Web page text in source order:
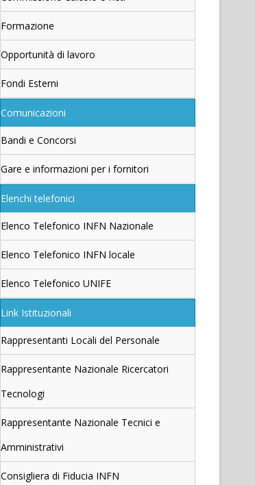
Formazione
Opportunità di lavoro
Fondi Esterni
Comunicazioni
Bandi e Concorsi
Gare e informazioni per i fornitori
Elenchi telefonici
Elenco Telefonico INFN Nazionale
Elenco Telefonico INFN locale
Elenco Telefonico UNIFE
Link Istituzionali
Rappresentanti Locali del Personale
Rappresentante Nazionale Ricercatori
Tecnologi
Rappresentante Nazionale Tecnici e
Amministrativi
Consigliera di Fiducia INFN